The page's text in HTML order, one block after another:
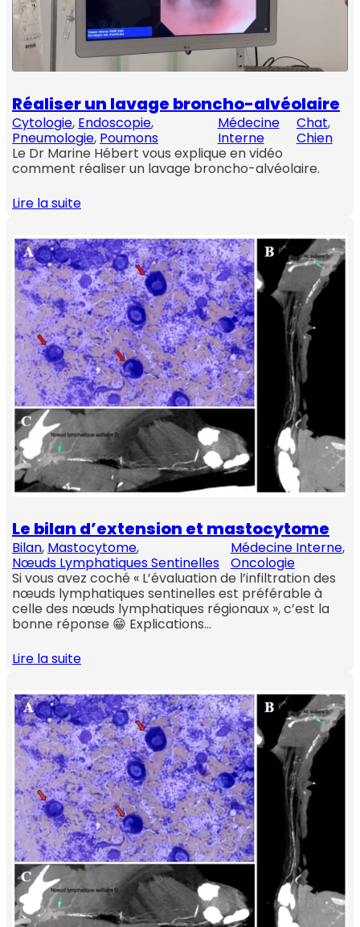
Réaliser un lavage broncho-alvéolaire
Cytologie, Endoscopie,
Pneumologie, Poumons
Médecine
Interne
Chat,
Chien
Le Dr Marine Hébert vous explique en vidéo
comment réaliser un lavage broncho-alvéolaire.
Lire la suite
Le bilan d’extension et mastocytome
Bilan, Mastocytome,
Nœuds Lymphatiques Sentinelles
Médecine Interne,
Oncologie
Si vous avez coché « L’évaluation de l’infiltration des
nœuds lymphatiques sentinelles est préférable à
celle des nœuds lymphatiques régionaux », c’est la
bonne réponse 😁 Explications…
Lire la suite